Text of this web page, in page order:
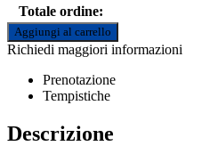
Totale ordine:
Aggiungi al carrello
Richiedi maggiori informazioni
Prenotazione
Tempistiche
Descrizione